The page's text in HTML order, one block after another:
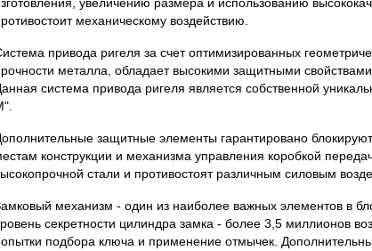
механическому воздействию.
привода ригеля за счет оптимизированных
металла, обладает высокими защитными свойствами
система привода ригеля является собственной
защитные элементы гарантировано
конструкции и механизма управления коробкой
стали и противостоят различным силовым
механизм - один из наиболее важных элементов в
секретности цилиндра замка - более 3,5 миллионов
подбора ключа и применение отмычек.